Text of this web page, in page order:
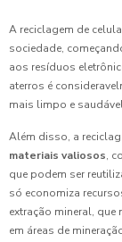
A reciclagem de
sociedade,
aos resíduos
aterros é
mais limpo e
Além disso, a
materiais valiosos,
que podem ser
só economiza
extração mineral,
em áreas de